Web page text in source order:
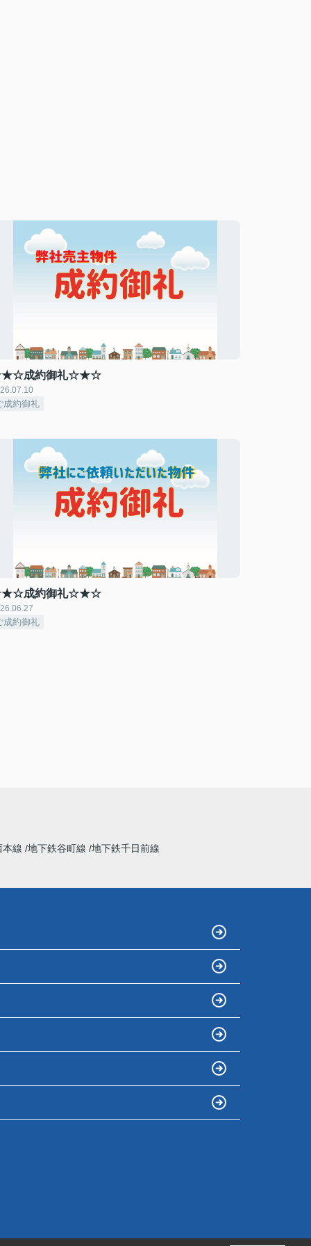
成約御礼☆★☆
成約御礼
成約御礼☆★☆
成約御礼
本線 地下鉄谷町線 地下鉄千日前線